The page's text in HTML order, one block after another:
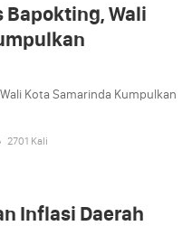
Wali
Kota Samarinda Kumpulkan
2701 Kali
Inflasi Daerah